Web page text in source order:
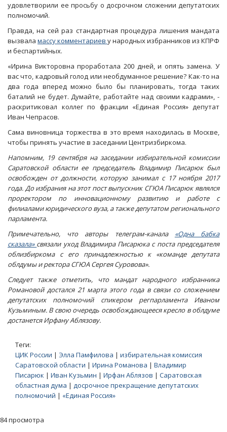
удовлетворили ее просьбу о досрочном сложении депутатских
полномочий.
Правда, на сей раз стандартная процедура лишения мандата
вызвала массу комментариев у народных избранников из КПРФ
и беспартийных.
«Ирина Викторовна проработала 200 дней, и опять замена. У
вас что, кадровый голод или необдуманное решение? Как-то на
два года вперед можно было бы планировать, тогда таких
баталий не будет. Думайте, работайте над своими кадрами», -
раскритиковал коллег по фракции «Единая Россия» депутат
Иван Чепрасов.
Сама виновница торжества в это время находилась в Москве,
чтобы принять участие в заседании Центризбиркома.
Напомним, 19 сентября на заседании избирательной комиссии
Саратовской области ее председатель Владимир Писарюк был
освобожден от должности, которую занимал с 17 ноября 2017
года. До избрания на этот пост выпускник СГЮА Писарюк являлся
проректором по инновационному развитию и работе с
филиалами юридического вуза, а также депутатом регионального
парламента.
Примечательно, что авторы телеграм-канала «Одна бабка
сказала» связали уход Владимира Писарюка с поста председателя
облизбиркома с его принадлежностью к «команде депутата
облдумы и ректора СГЮА Сергея Суровова».
Следует также отметить, что мандат народного избранника
Романовой достался 21 марта этого года в связи со сложением
депутатских полномочий спикером регпарламента Иваном
Кузьминым. В свою очередь освобождающееся кресло в облдуме
достанется Ирфану Аблязову.
Теги:
ЦИК России | Элла Памфилова | избирательная комиссия
Саратовской области | Ирина Романова | Владимир
Писарюк | Иван Кузьмин | Ирфан Аблязов | Саратовская
областная дума | досрочное прекращение депутатских
полномочий | «Единая Россия»
84 просмотра